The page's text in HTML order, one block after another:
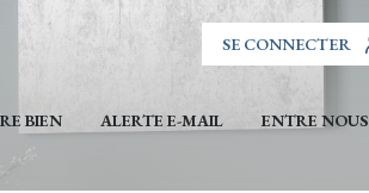
SE CONNECTER
BIEN ALERTE E-MAIL ENTRE NOUS